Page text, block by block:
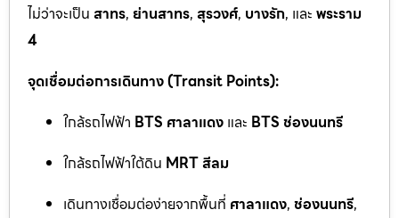
ไม่ว่าจะเป็น สาทร, ย่านสาทร, สุรวงศ์, บางรัก, และ พระราม
4
จุดเชื่อมต่อการเดินทาง (Transit Points):
ใกล้รถไฟฟ้า BTS ศาลาแดง และ BTS ช่องนนทรี
ใกล้รถไฟฟ้าใต้ดิน MRT สีลม
เดินทางเชื่อมต่อง่ายจากพื้นที่ ศาลาแดง, ช่องนนทรี,